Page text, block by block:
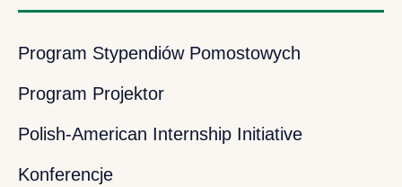
Program Stypendiów Pomostowych
Program Projektor
Polish-American Internship Initiative
Konferencje